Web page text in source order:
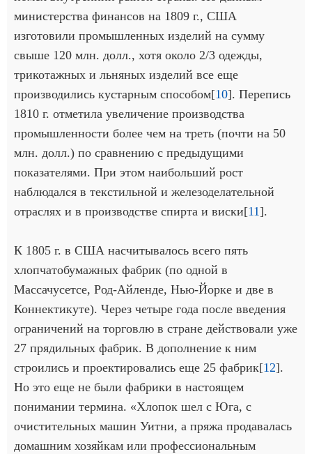
министерства финансов на 1809 г., США
изготовили промышленных изделий на сумму
свыше 120 млн. долл., хотя около 2/3 одежды,
трикотажных и льняных изделий все еще
производились кустарным способом[10]. Перепись
1810 г. отметила увеличение производства
промышленности более чем на треть (почти на 50
млн. долл.) по сравнению с предыдущими
показателями. При этом наибольший рост
наблюдался в текстильной и железоделательной
отраслях и в производстве спирта и виски[11].
К 1805 г. в США насчитывалось всего пять
хлопчатобумажных фабрик (по одной в
Массачусетсе, Род-Айленде, Нью-Йорке и две в
Коннектикуте). Через четыре года после введения
ограничений на торговлю в стране действовали уже
27 прядильных фабрик. В дополнение к ним
строились и проектировались еще 25 фабрик[12].
Но это еще не были фабрики в настоящем
понимании термина. «Хлопок шел с Юга, с
очистительных машин Уитни, а пряжа продавалась
домашним хозяйкам или профессиональным